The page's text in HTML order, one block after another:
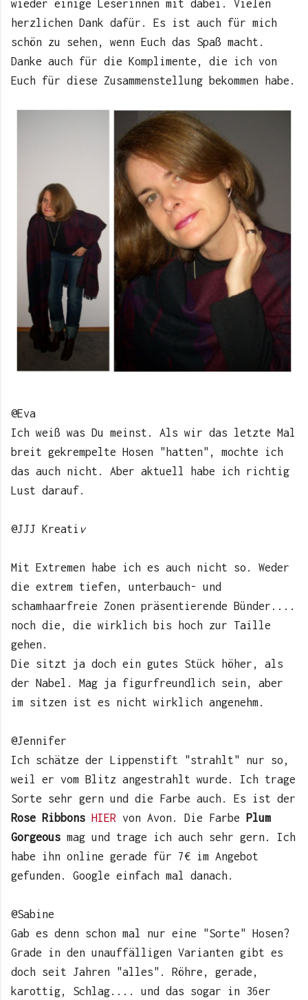
wieder einige Leserinnen mit dabei. Vielen
herzlichen Dank dafür. Es ist auch für mich
schön zu sehen, wenn Euch das Spaß macht.
Danke auch für die Komplimente, die ich von
Euch für diese Zusammenstellung bekommen habe.
@Eva
Ich weiß was Du meinst. Als wir das letzte Mal
breit gekrempelte Hosen "hatten", mochte ich
das auch nicht. Aber aktuell habe ich richtig
Lust darauf.
@JJJ Kreati v
Mit Extremen habe ich es auch nicht so. Weder
die extrem tiefen, unterbauch- und
schamhaarfreie Zonen präsentierende Bünder....
noch die, die wirklich bis hoch zur Taille
gehen.
Die sitzt ja doch ein gutes Stück höher, als
der Nabel. Mag ja figurfreundlich sein, aber
im sitzen ist es nicht wirklich angenehm.
@Jennifer
Ich schätze der Lippenstift "strahlt" nur so,
weil er vom Blitz angestrahlt wurde. Ich trage
Sorte sehr gern und die Farbe auch. Es ist der
Rose Ribbons
HIER von Avon. Die Farbe
Plum
Gorgeous mag und trage ich auch sehr gern. Ich
habe ihn online gerade für 7€ im Angebot
gefunden. Google einfach mal danach.
@Sabine
Gab es denn schon mal nur eine "Sorte" Hosen?
Grade in den unauffälligen Varianten gibt es
doch seit Jahren "alles". Röhre, gerade,
karottig, Schlag.... und das sogar in 36er